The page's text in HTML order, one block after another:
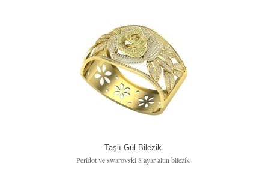
Taşlı Gül Bilezik
Peridot ve swarovski 8 ayar altın bilezik